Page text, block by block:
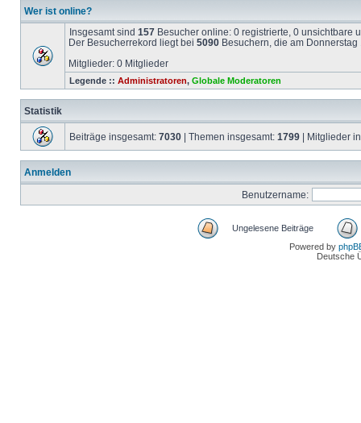
Wer ist online?
Insgesamt sind 157 Besucher online: 0 registrierte, 0 unsichtbare
Der Besucherrekord liegt bei 5090 Besuchern, die am
Mitglieder: 0 Mitglieder
Legende :: Administratoren, Globale Moderatoren
Statistik
Beiträge insgesamt: 7030 | Themen insgesamt: 1799 | Mitglieder
Anmelden
Benutzername:
Ungelesene Beiträge
Powered by
Deutsche